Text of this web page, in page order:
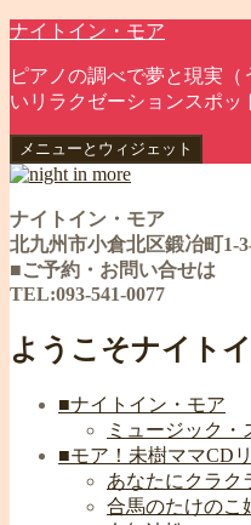
コ
テ
ン
ツ
へ
ス
キ
ッ
プ
ナイトイン・モア
ピアノの調べで夢と現実
いリラクゼーションスポッ
メニューとウィジェット
ナイトイン・モア
北九州市小倉北区鍛冶町1-
■ご予約・お問い合せは
TEL:093-541-0077
ようこそナイト
■ナイトイン・モア
ミュージック・
■モア！未樹ママCD
あなたにクラク
合馬のたけのこ